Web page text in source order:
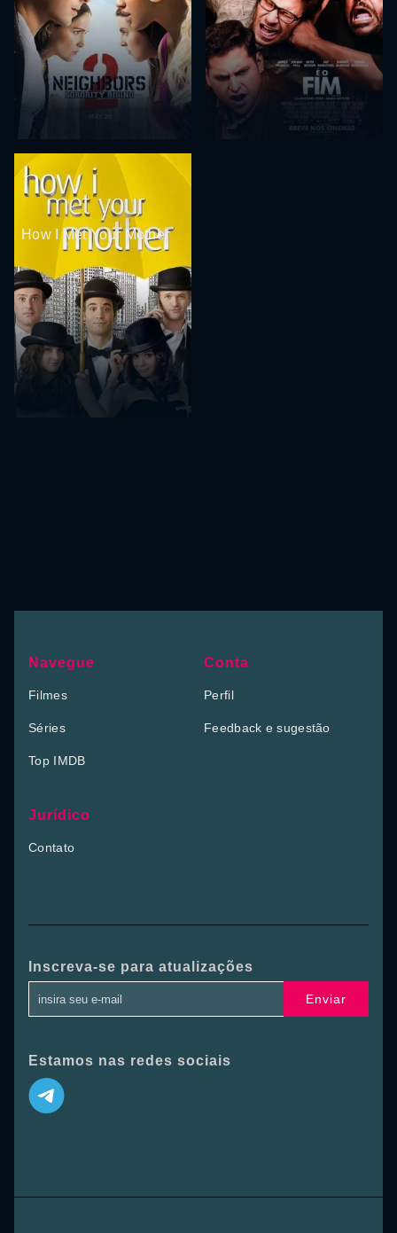
How I Met Your Mother
Navegue
Filmes
Séries
Top IMDB
Conta
Perfil
Feedback e sugestão
Jurídico
Contato
Inscreva-se para atualizações
Enviar
Estamos nas redes sociais